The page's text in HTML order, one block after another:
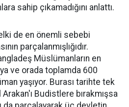
sahip çıkamadığını anlattı.
de en önemli sebebi
parçalanmışlığıdır.
Müslümanların en
ve orada toplamda 600
yaşıyor. Burası tarihte tek
Budistlere bırakmışsa